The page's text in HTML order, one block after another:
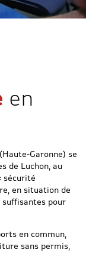
en
Garonne) se
de Luchon, au
sécurité
en situation de
suffisantes pour
en commun,
sans permis,